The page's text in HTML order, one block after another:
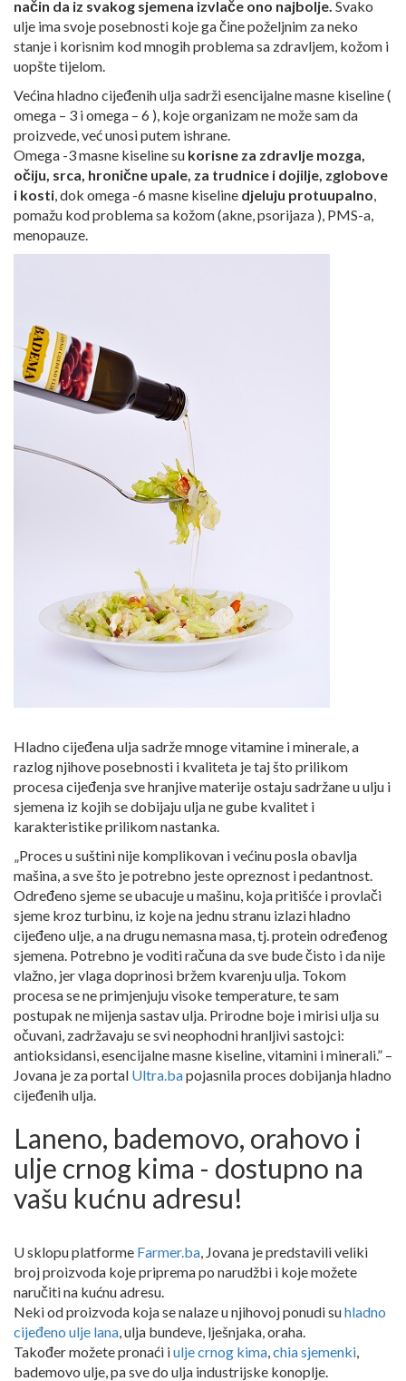
način da iz svakog sjemena izvlače ono najbolje. Svako
ulje ima svoje posebnosti koje ga čine poželjnim za neko
stanje i korisnim kod mnogih problema sa zdravljem, kožom i
uopšte tijelom.
Većina hladno cijeđenih ulja sadrži esencijalne masne kiseline (
omega – 3 i omega – 6 ), koje organizam ne može sam da
proizvede, već unosi putem ishrane.
Omega -3 masne kiseline su korisne za zdravlje mozga,
očiju, srca, hronične upale, za trudnice i dojilje, zglobove
i kosti, dok omega -6 masne kiseline djeluju protuupalno,
pomažu kod problema sa kožom (akne, psorijaza ), PMS-a,
menopauze.
Hladno cijeđena ulja sadrže mnoge vitamine i minerale, a
razlog njihove posebnosti i kvaliteta je taj što prilikom
procesa cijeđenja sve hranjive materije ostaju sadržane u ulju i
sjemena iz kojih se dobijaju ulja ne gube kvalitet i
karakteristike prilikom nastanka.
„Proces u suštini nije komplikovan i većinu posla obavlja
mašina, a sve što je potrebno jeste opreznost i pedantnost.
Određeno sjeme se ubacuje u mašinu, koja pritišće i provlači
sjeme kroz turbinu, iz koje na jednu stranu izlazi hladno
cijeđeno ulje, a na drugu nemasna masa, tj. protein određenog
sjemena. Potrebno je voditi računa da sve bude čisto i da nije
vlažno, jer vlaga doprinosi bržem kvarenju ulja. Tokom
procesa se ne primjenjuju visoke temperature, te sam
postupak ne mijenja sastav ulja. Prirodne boje i mirisi ulja su
očuvani, zadržavaju se svi neophodni hranljivi sastojci:
antioksidansi, esencijalne masne kiseline, vitamini i minerali.” –
Jovana je za portal Ultra.bapojasnila proces dobijanja hladno
cijeđenih ulja.
Laneno, bademovo, orahovo i
ulje crnog kima - dostupno na
vašu kućnu adresu!
U sklopu platforme Farmer.ba, Jovana je predstavili veliki
broj proizvoda koje priprema po narudžbi i koje možete
naručiti na kućnu adresu.
Neki od proizvoda koja se nalaze u njihovoj ponudi suhladno
cijeđeno ulje lana, ulja bundeve, lješnjaka, oraha.
Također možete pronaći iulje crnog kima,chia sjemenki,
bademovo ulje, pa sve do ulja industrijske konoplje.